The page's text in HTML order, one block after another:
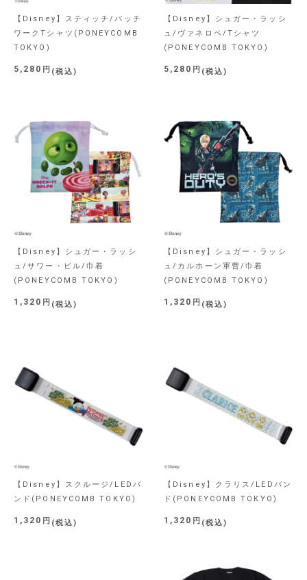
【Disney】スティッチ/パッチ
ワークTシャツ(PONEYCOMB
TOKYO)
5,280 税込
【Disney】シュガー・ラッシ
ュ/ヴァネロペ/Tシャツ
(PONEYCOMB TOKYO)
5,280 税込
【Disney】シュガー・ラッシ
ュ/サワー・ビル/巾着
(PONEYCOMB TOKYO)
1,320 税込
【Disney】シュガー・ラッシ
ュ/カルホーン軍曹/巾着
(PONEYCOMB TOKYO)
1,320 税込
【Disney】スクルージ/LEDバ
ンド(PONEYCOMB TOKYO)
1,320 税込
【Disney】クラリス/LEDバン
ド(PONEYCOMB TOKYO)
1,320 税込